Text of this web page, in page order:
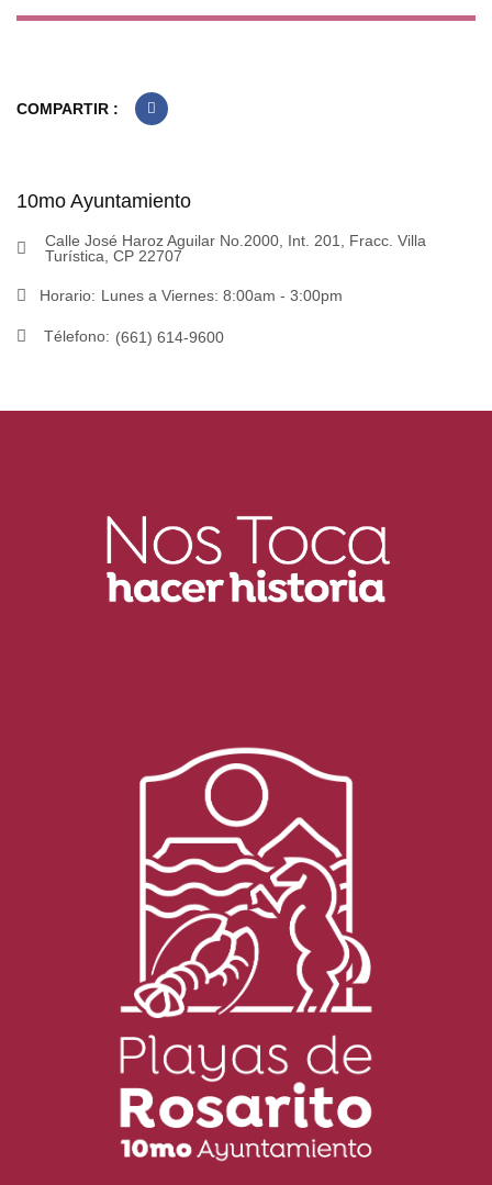
COMPARTIR :
10mo Ayuntamiento
Calle José Haroz Aguilar No.2000, Int. 201, Fracc. Villa
Turística, CP 22707
Horario: Lunes a Viernes: 8:00am - 3:00pm
Télefono: (661) 614-9600